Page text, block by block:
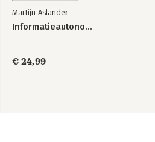
Martijn Aslander
Informatieautonomie
€ 24,99